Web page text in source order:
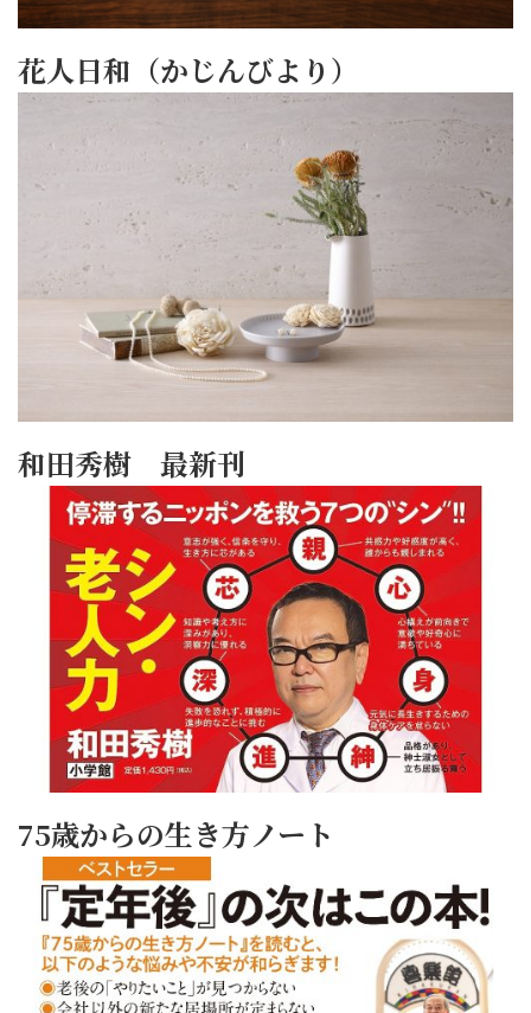
花人日和（かじんびより）
和田秀樹 最新刊
75歳からの生き方ノート